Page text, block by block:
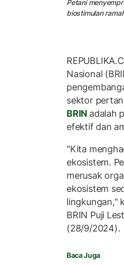
Petani
biostimulan
Nasional
sektor
BRIN adalah
efektif dan
"Kita
ekosistem.
merusak
ekosistem
lingkungan,"
BRIN Puji
(28/9/2024).
Baca Juga